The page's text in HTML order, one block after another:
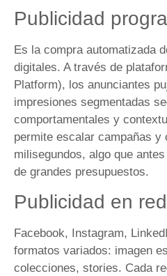
Publicidad
Es la compra automatizada
digitales. A través de
Platform), los anunciantes
impresiones segmentadas
comportamentales y
permite escalar campañas y
milisegundos, algo que
de grandes presupuestos.
Publicidad en
Facebook, Instagram,
formatos variados: imagen
colecciones, stories. Cada